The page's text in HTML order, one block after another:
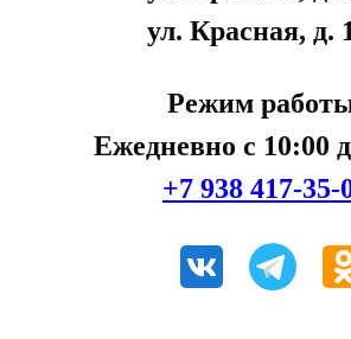
ул. Красная, д.
Режим
Ежедневно с 10:00
+7 938 417-35-